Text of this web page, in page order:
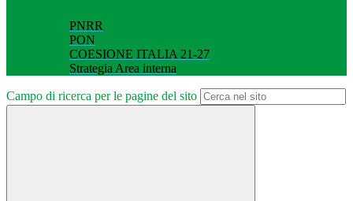
PNRR
PON
COESIONE ITALIA 21-27
Strategia Area interna
Campo di ricerca per le pagine del sito